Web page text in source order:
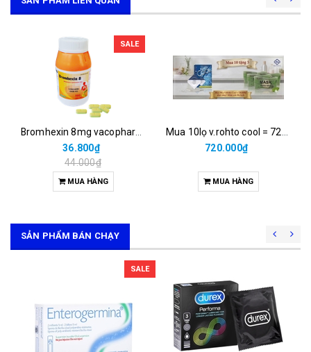
SALE
36.800₫
44.000₫
MUA HÀNG
720.000₫
MUA HÀNG
SẢN PHẨM BÁN CHẠY
SALE